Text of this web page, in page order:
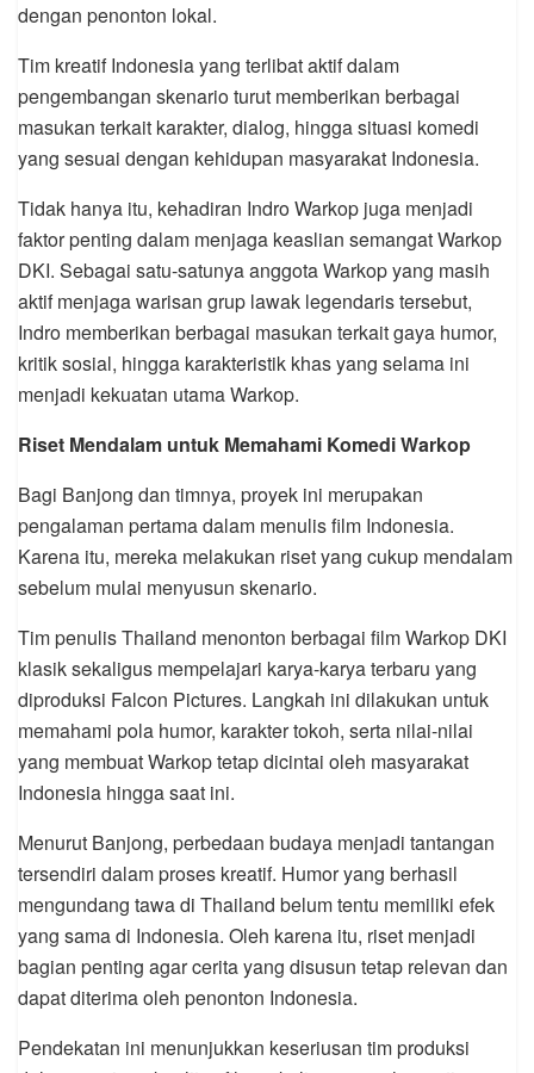
dengan penonton lokal.
Tim kreatif Indonesia yang terlibat aktif dalam
pengembangan skenario turut memberikan berbagai
masukan terkait karakter, dialog, hingga situasi komedi
yang sesuai dengan kehidupan masyarakat Indonesia.
Tidak hanya itu, kehadiran Indro Warkop juga menjadi
faktor penting dalam menjaga keaslian semangat Warkop
DKI. Sebagai satu-satunya anggota Warkop yang masih
aktif menjaga warisan grup lawak legendaris tersebut,
Indro memberikan berbagai masukan terkait gaya humor,
kritik sosial, hingga karakteristik khas yang selama ini
menjadi kekuatan utama Warkop.
Riset Mendalam untuk Memahami Komedi Warkop
Bagi Banjong dan timnya, proyek ini merupakan
pengalaman pertama dalam menulis film Indonesia.
Karena itu, mereka melakukan riset yang cukup mendalam
sebelum mulai menyusun skenario.
Tim penulis Thailand menonton berbagai film Warkop DKI
klasik sekaligus mempelajari karya-karya terbaru yang
diproduksi Falcon Pictures. Langkah ini dilakukan untuk
memahami pola humor, karakter tokoh, serta nilai-nilai
yang membuat Warkop tetap dicintai oleh masyarakat
Indonesia hingga saat ini.
Menurut Banjong, perbedaan budaya menjadi tantangan
tersendiri dalam proses kreatif. Humor yang berhasil
mengundang tawa di Thailand belum tentu memiliki efek
yang sama di Indonesia. Oleh karena itu, riset menjadi
bagian penting agar cerita yang disusun tetap relevan dan
dapat diterima oleh penonton Indonesia.
Pendekatan ini menunjukkan keseriusan tim produksi